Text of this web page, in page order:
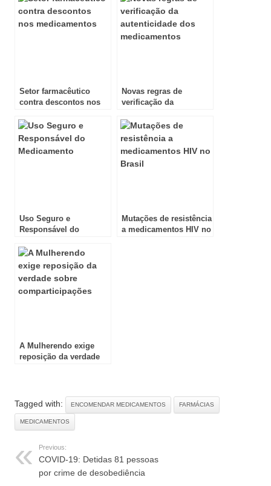
Setor farmacêutico
contra descontos nos
Novas regras de
verificação da
medicamentos
Uso Seguro e
Responsável do
Mutações de resistência
a medicamentos HIV no
A Mulherendo exige
reposição da verdade
Tagged with: ENCOMENDAR MEDICAMENTOS FARMÁCIAS
MEDICAMENTOS
Previous:
COVID-19: Detidas 81 pessoas
por crime de desobediência